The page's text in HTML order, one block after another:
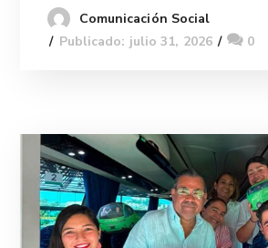
Comunicación Social
Publicado: julio 31, 2026
0